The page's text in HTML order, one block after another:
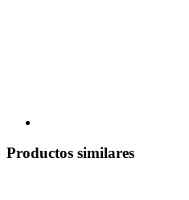
Productos similares